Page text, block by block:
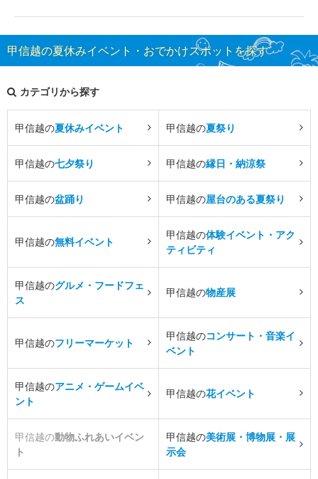
甲信越の夏休みイベント・おでかけスポットを探す
カテゴリから探す
甲信越の夏休みイベント 甲信越の夏祭り
甲信越の七夕祭り 甲信越の縁日・納涼祭
甲信越の盆踊り 甲信越の屋台のある夏祭り
甲信越の無料イベント
甲信越の体験イベント・アク
ティビティ
甲信越のグルメ・フードフェ
ス
甲信越の物産展
甲信越のフリーマーケット
甲信越のコンサート・音楽イ
ベント
甲信越のアニメ・ゲームイベ
ント
甲信越の花イベント
甲信越の動物ふれあいイベン
ト
甲信越の美術展・博物展・展
示会